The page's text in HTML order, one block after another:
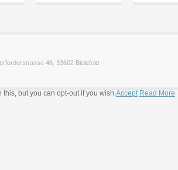
46, 33602 Bielefeld
but you can opt-out if you wish.Accept Read More